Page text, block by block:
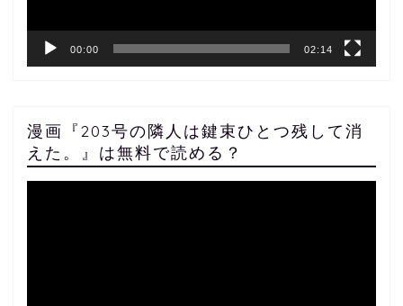
00:00 02:14
漫画『203号の隣人は鍵束ひとつ残して消
えた。』は無料で読める？